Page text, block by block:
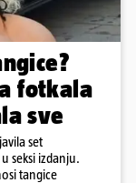
fotkala
sve
set
seksi izdanju.
tangice